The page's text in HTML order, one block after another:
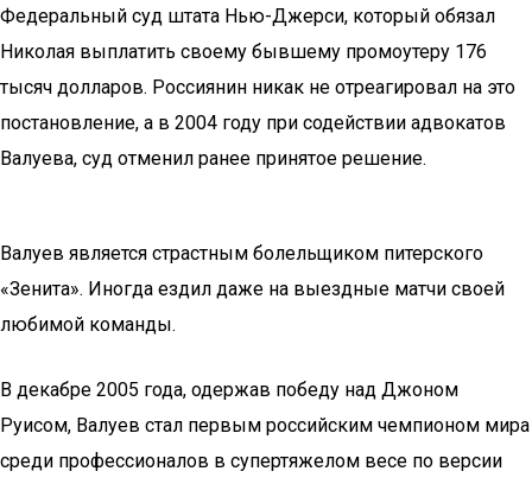
Федеральный суд штата Нью-Джерси, который обязал
Николая выплатить своему бывшему промоутеру 176
тысяч долларов. Россиянин никак не отреагировал на это
постановление, а в 2004 году при содействии адвокатов
Валуева, суд отменил ранее принятое решение.
Валуев является страстным болельщиком питерского
«Зенита». Иногда ездил даже на выездные матчи своей
любимой команды.
В декабре 2005 года, одержав победу над Джоном
Руисом, Валуев стал первым российским чемпионом мира
среди профессионалов в супертяжелом весе по версии